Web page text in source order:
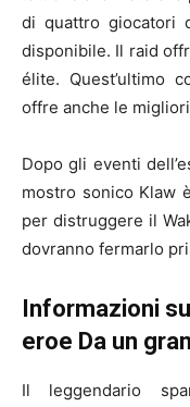
di quattro giocatori
disponibile. Il raid
élite. Quest’ultimo
offre anche le
Dopo gli eventi
mostro sonico Klaw
per distruggere il
dovranno fermarlo
Informazioni
eroe Da un
Il leggendario